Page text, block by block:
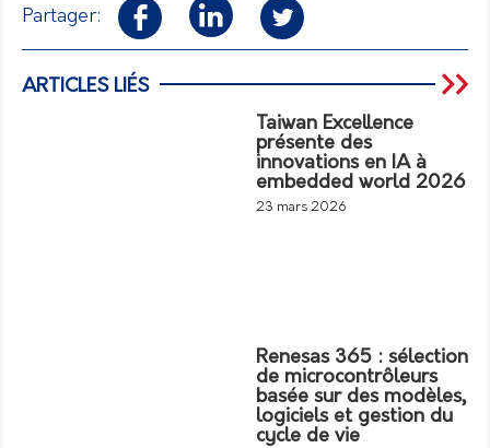
Partager:
ARTICLES LIÉS
Taiwan Excellence
présente des
innovations en IA à
embedded world 2026
23 mars 2026
Renesas 365 : sélection
de microcontrôleurs
basée sur des modèles,
logiciels et gestion du
cycle de vie